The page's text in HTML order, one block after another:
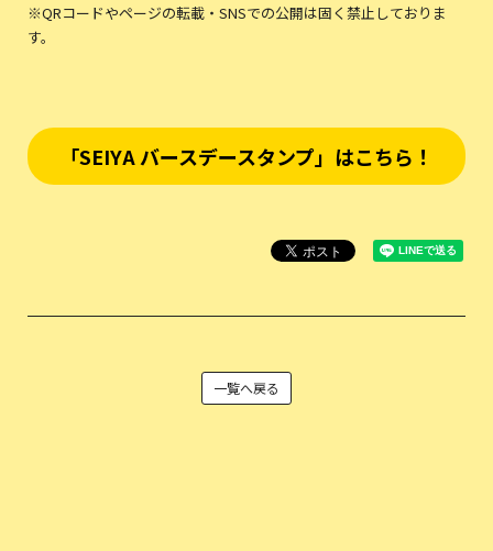
※QRコードやページの転載・SNSでの公開は固く禁止しておりま
す。
「SEIYA バースデースタンプ」はこちら！
一覧へ戻る